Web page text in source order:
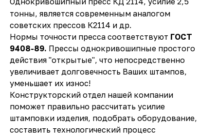
тонны, является современным аналогом
советских прессов К2114 и др.
Нормы точности пресса соответствуют ГОСТ
9408-89. Прессы однокривошипные простого
действия "открытые", что непосредственно
увеличивает долговечность Ваших штампов,
уменьшает их износ!
Конструкторский отдел нашей компании
поможет правильно рассчитать усилие
штамповки изделия, подобрать оборудование,
составить технологический процесс